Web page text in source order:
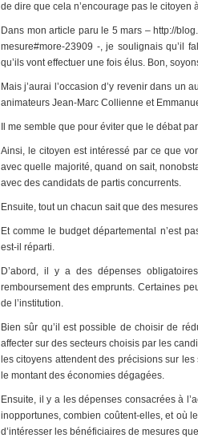
de dire que cela n’encourage pas le citoyen
Dans mon article paru le 5 mars – http://
mesure#more-23909 -, je soulignais qu’il
qu’ils vont effectuer une fois élus. Bon,
Mais j’aurai l’occasion d’y revenir dans un
animateurs Jean-Marc Collienne et
Il me semble que pour éviter que le débat
Ainsi, le citoyen est intéressé par ce que
avec quelle majorité, quand on sait,
avec des candidats de partis concurrents.
Ensuite, tout un chacun sait que des
Et comme le budget départemental n’est
est-il réparti.
D’abord, il y a des dépenses
remboursement des emprunts. Certaines
de l’institution.
Bien sûr qu’il est possible de choisir de
affecter sur des secteurs choisis par les
les citoyens attendent des précisions sur
le montant des économies dégagées.
Ensuite, il y a les dépenses consacrées à
inopportunes, combien coûtent-elles, et où
d’intéresser les bénéficiaires de mesures